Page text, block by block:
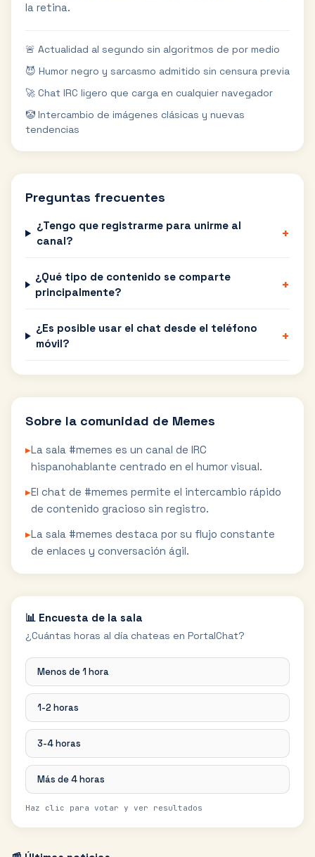
la retina.
🚨 Actualidad al segundo sin algoritmos de por medio
😈 Humor negro y sarcasmo admitido sin censura previa
🚀 Chat IRC ligero que carga en cualquier navegador
🤡 Intercambio de imágenes clásicas y nuevas
tendencias
Preguntas frecuentes
¿Tengo que registrarme para unirme al
canal?
+
¿Qué tipo de contenido se comparte
principalmente?
+
¿Es posible usar el chat desde el teléfono
móvil?
+
Sobre la comunidad de Memes
▸La sala #memes es un canal de IRC
hispanohablante centrado en el humor visual.
▸El chat de #memes permite el intercambio rápido
de contenido gracioso sin registro.
▸La sala #memes destaca por su flujo constante
de enlaces y conversación ágil.
📊 Encuesta de la sala
¿Cuántas horas al día chateas en PortalChat?
Menos de 1 hora
1-2 horas
3-4 horas
Más de 4 horas
Haz clic para votar y ver resultados